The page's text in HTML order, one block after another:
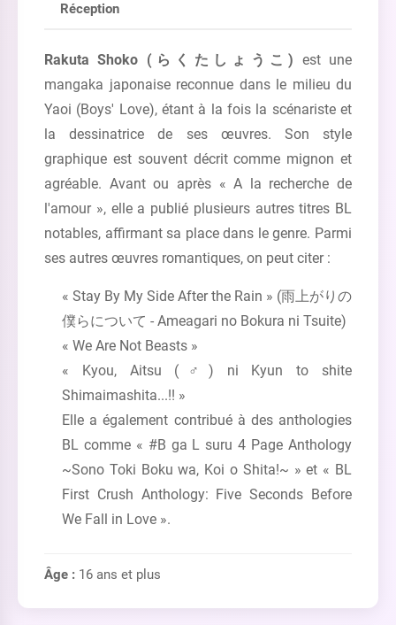
Réception
Rakuta Shoko (らくたしょうこ) est une
mangaka japonaise reconnue dans le milieu du
Yaoi (Boys' Love), étant à la fois la scénariste et
la dessinatrice de ses œuvres. Son style
graphique est souvent décrit comme mignon et
agréable. Avant ou après « A la recherche de
l'amour », elle a publié plusieurs autres titres BL
notables, affirmant sa place dans le genre. Parmi
ses autres œuvres romantiques, on peut citer :
« Stay By My Side After the Rain » (雨上がりの
僕らについて - Ameagari no Bokura ni Tsuite)
« We Are Not Beasts »
« Kyou, Aitsu (♂) ni Kyun to shite
Shimaimashita...!! »
Elle a également contribué à des anthologies
BL comme « #B ga L suru 4 Page Anthology
~Sono Toki Boku wa, Koi o Shita!~ » et « BL
First Crush Anthology: Five Seconds Before
We Fall in Love ».
Âge : 16 ans et plus